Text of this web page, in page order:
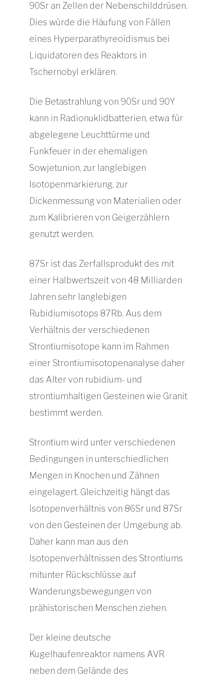
90Sr an Zellen der Nebenschilddrüsen.
Dies würde die Häufung von Fällen
eines Hyperparathyreoidismus bei
Liquidatoren des Reaktors in
Tschernobyl erklären.
Die Betastrahlung von 90Sr und 90Y
kann in Radionuklidbatterien, etwa für
abgelegene Leuchttürme und
Funkfeuer in der ehemaligen
Sowjetunion, zur langlebigen
Isotopenmarkierung, zur
Dickenmessung von Materialien oder
zum Kalibrieren von Geigerzählern
genutzt werden.
87Sr ist das Zerfallsprodukt des mit
einer Halbwertszeit von 48 Milliarden
Jahren sehr langlebigen
Rubidiumisotops 87Rb. Aus dem
Verhältnis der verschiedenen
Strontiumisotope kann im Rahmen
einer Strontiumisotopenanalyse daher
das Alter von rubidium- und
strontiumhaltigen Gesteinen wie Granit
bestimmt werden.
Strontium wird unter verschiedenen
Bedingungen in unterschiedlichen
Mengen in Knochen und Zähnen
eingelagert. Gleichzeitig hängt das
Isotopenverhältnis von 86Sr und 87Sr
von den Gesteinen der Umgebung ab.
Daher kann man aus den
Isotopenverhältnissen des Strontiums
mitunter Rückschlüsse auf
Wanderungsbewegungen von
prähistorischen Menschen ziehen.
Der kleine deutsche
Kugelhaufenreaktor namens AVR
neben dem Gelände des